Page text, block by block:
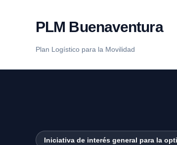
PLM Buenaventura
Plan Logístico para la Movilidad
Iniciativa de interés general para la